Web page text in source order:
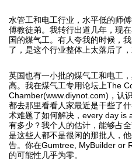
水管工和电工行业，水平低的师
傅教徒弟。我转行出道几年，现
国的煤气工。有人夸我的时候，
了，是这个行业整体上太落后了，
英国也有一小批的煤气工和电工
高。我在煤气工专用论坛上The
Chamber(www.diynot.com)，认
都去那里看看人家最近是干些了
术难题了如何解决，every day is
有多少？我个人的估计，能够占
是这些人都不是很闲的那批人，
告。你在Gumtree, MyBuilder or
的可能性几乎为零。